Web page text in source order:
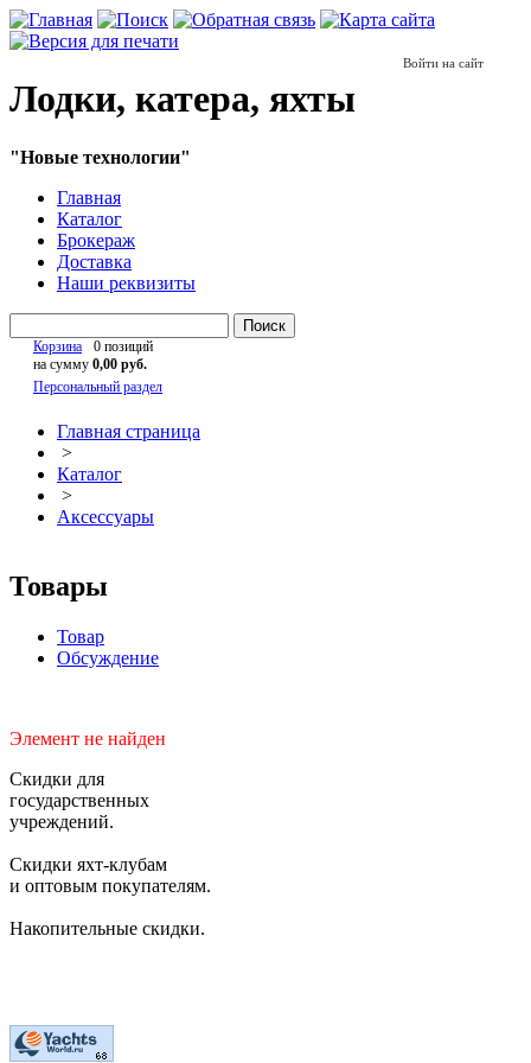
Войти на сайт
Лодки, катера, яхты
"Новые технологии"
Главная
Каталог
Брокераж
Доставка
Наши реквизиты
Поиск
Корзина
0 позиций
на сумму 0,00 руб.
Персональный раздел
Главная страница
>
Каталог
>
Аксессуары
Товары
Товар
Обсуждение
Элемент не найден
Скидки для
государственных
учреждений.
Скидки яхт-клубам
и оптовым покупателям.
Накопительные скидки.